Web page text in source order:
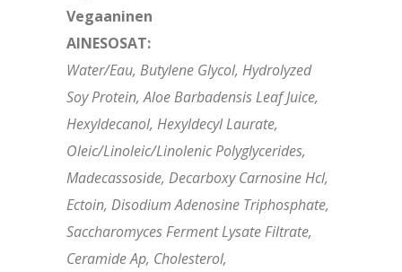
Vegaaninen
AINESOSAT:
Water/Eau, Butylene Glycol, Hydrolyzed
Soy Protein, Aloe Barbadensis Leaf Juice,
Hexyldecanol, Hexyldecyl Laurate,
Oleic/Linoleic/Linolenic Polyglycerides,
Madecassoside, Decarboxy Carnosine Hcl,
Ectoin, Disodium Adenosine Triphosphate,
Saccharomyces Ferment Lysate Filtrate,
Ceramide Ap, Cholesterol,